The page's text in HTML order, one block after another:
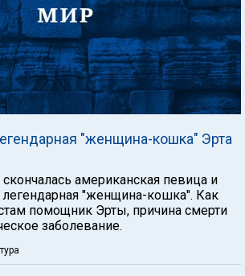
"женщина-кошка" Эрта
американская певица и
легендарная "женщина-кошка". Как
помощник Эрты, причина смерти
заболевание.